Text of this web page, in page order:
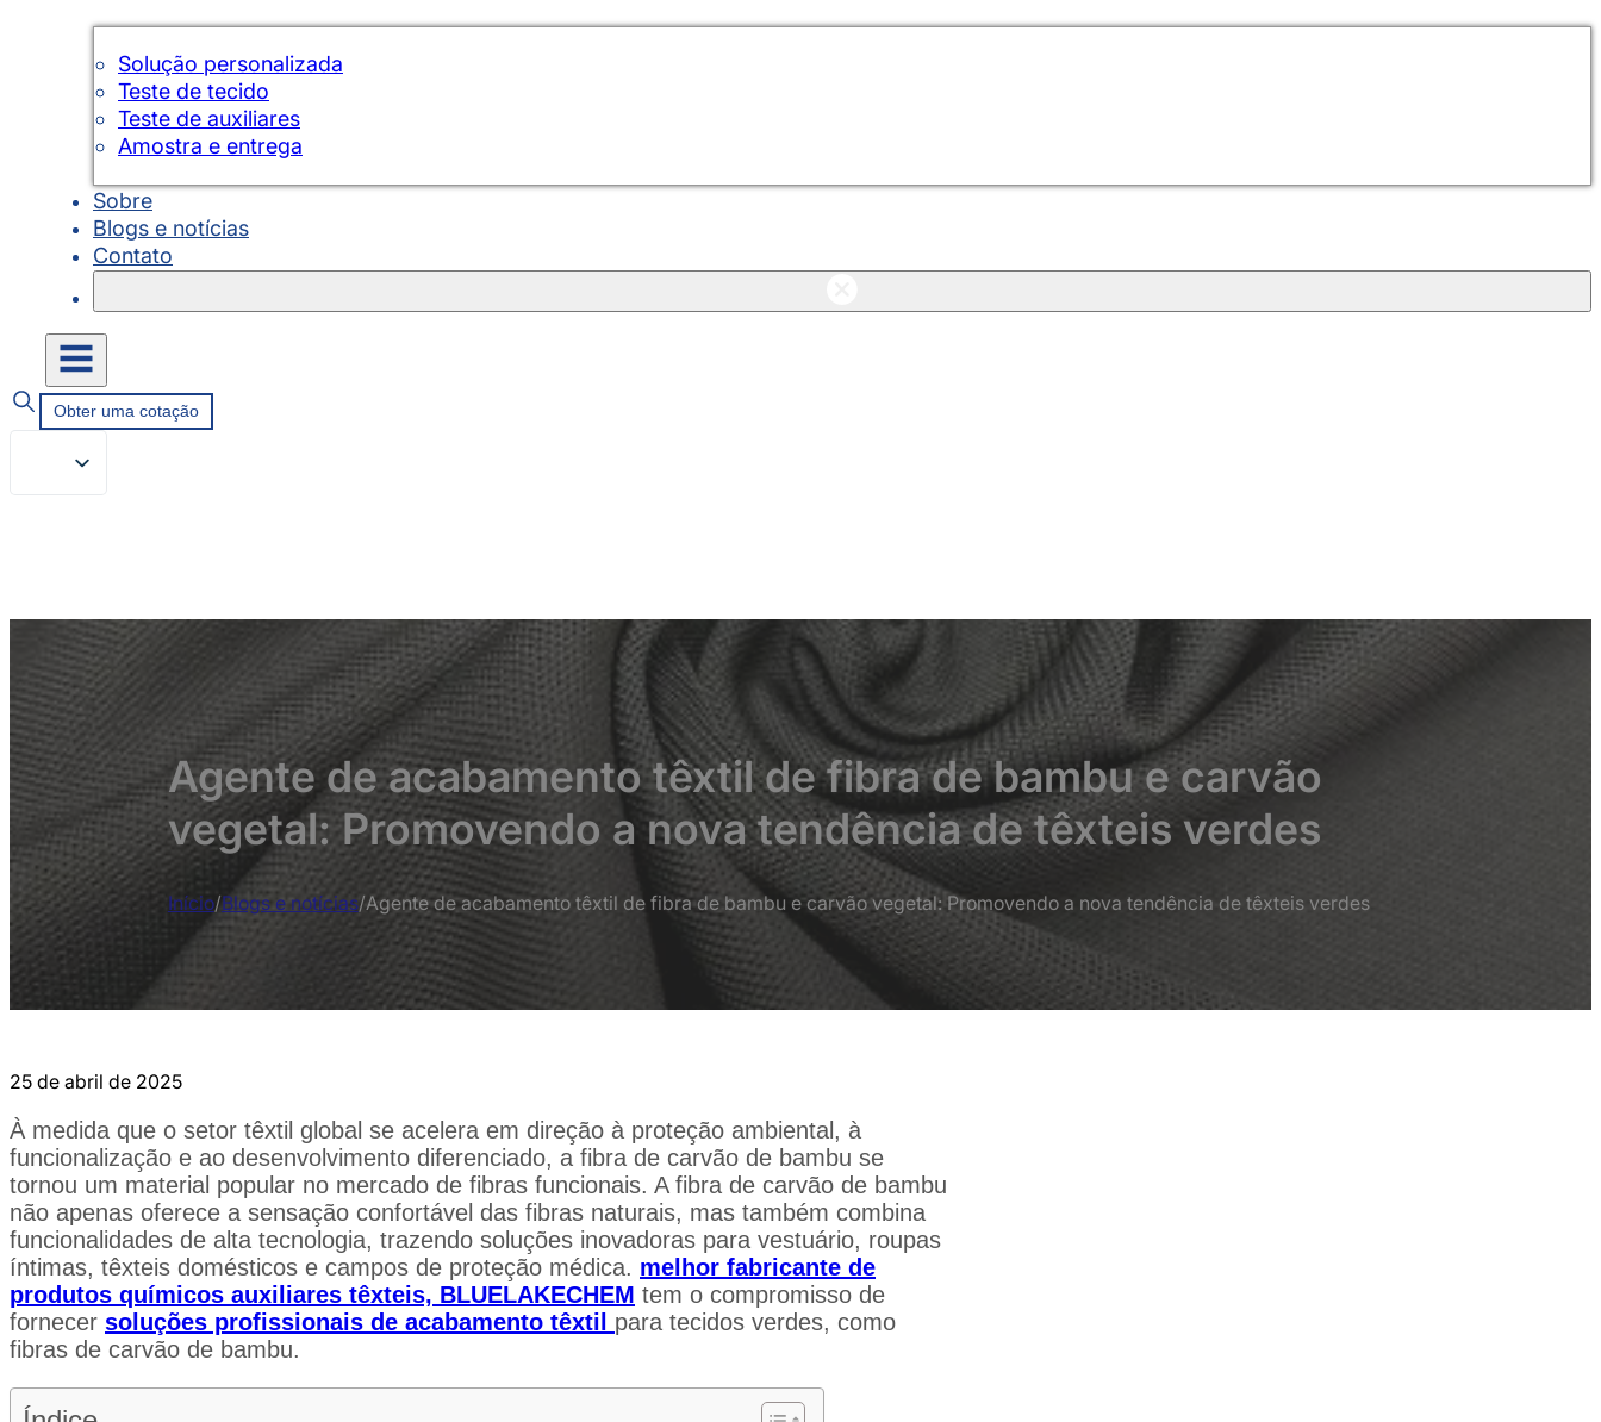
Solução personalizada
Teste de tecido
Teste de auxiliares
Amostra e entrega
Sobre
Blogs e notícias
Contato
Obter uma cotação
Agente de acabamento têxtil de fibra de bambu e carvão
vegetal: Promovendo a nova tendência de têxteis verdes
Início/Blogs e notícias/Agente de acabamento têxtil de fibra de bambu e carvão vegetal: Promovendo a nova tendência de têxteis verdes
25 de abril de 2025
À medida que o setor têxtil global se acelera em direção à proteção ambiental, à
funcionalização e ao desenvolvimento diferenciado, a fibra de carvão de bambu se
tornou um material popular no mercado de fibras funcionais. A fibra de carvão de bambu
não apenas oferece a sensação confortável das fibras naturais, mas também combina
funcionalidades de alta tecnologia, trazendo soluções inovadoras para vestuário, roupas
íntimas, têxteis domésticos e campos de proteção médica. melhor fabricante de
produtos químicos auxiliares têxteis, BLUELAKECHEM tem o compromisso de
fornecer soluções profissionais de acabamento têxtil para tecidos verdes, como
fibras de carvão de bambu.